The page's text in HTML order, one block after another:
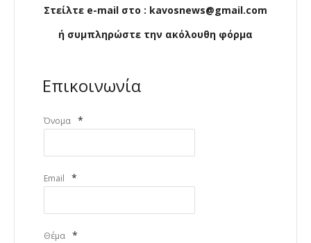
Στείλτε e-mail στο : kavosnews@gmail.com
ή συμπληρώστε την ακόλουθη φόρμα
Επικοινωνία
Όνομα *
Email *
Θέμα *